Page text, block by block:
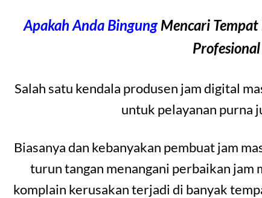
Apakah Anda BingungMencari
Salah satu kendala produsen jam digital
untuk pelayanan purna
Biasanya dan kebanyakan pembuat jam
turun tangan menangani perbaikan jam
komplain kerusakan terjadi di banyak